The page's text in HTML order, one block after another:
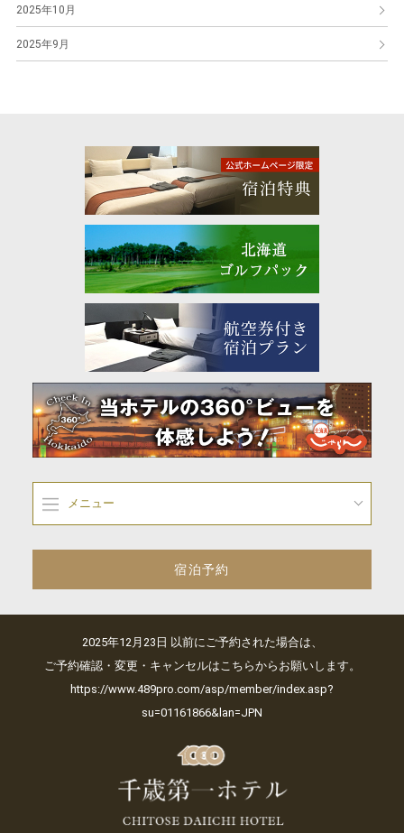
2025年10月
2025年9月
メニュー
宿泊予約
2025年12月23日 以前にご予約された場合は、
ご予約確認・変更・キャンセルはこちらからお願いします。
https://www.489pro.com/asp/member/index.asp?
su=01161866&lan=JPN